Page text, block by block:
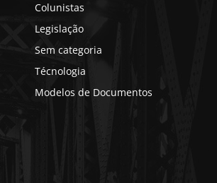
Colunistas
Legislação
Sem categoria
Técnologia
Modelos de Documentos